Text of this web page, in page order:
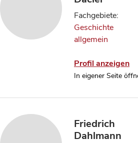
Fachgebiete:
Geschichte
allgemein
Profil anzeigen
In eigener Seite
Friedrich
Dahlmann